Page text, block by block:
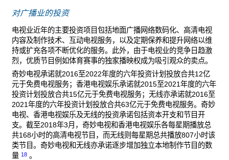
对广播业的投资
电视业近年的主要投资项目包括地面广播网络数码化、高清电视
内容及制作技术、互动电视服务，以及定期保养和提升网络以维
持或扩充各项不断优化的服务。此外，由于电视业的竞争日趋激
烈，优质节目例如体育赛事的独家播映权成为吸引观众的卖点。
奇妙电视承诺就2016至2022年度的六年投资计划投放合共12亿
元于免费电视服务；香港电视娱乐承诺就2015至2021年度的六年
投资计划投放合共15亿元于免费电视服务；无线亦承诺就2016至
2021年度的六年投资计划投放合共63亿元于免费电视服务。奇妙
电视、香港电视娱乐及无线的投资承诺包括资本开支和节目开
支。截至2018年3月，奇妙电视和香港电视娱乐各每星期播放总
共168小时的高清电视节目，而无线则每星期总共播放807小时该
类节目。奇妙电视和无线亦承诺逐步增加独立本地制作节目的数
量 18 。